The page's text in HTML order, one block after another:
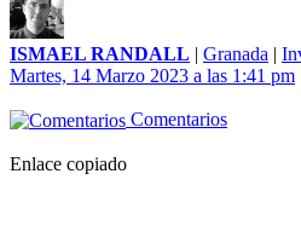
ISMAEL RANDALL | Granada |
Martes, 14 Marzo 2023 a las 1:41 pm
Comentarios
Enlace copiado